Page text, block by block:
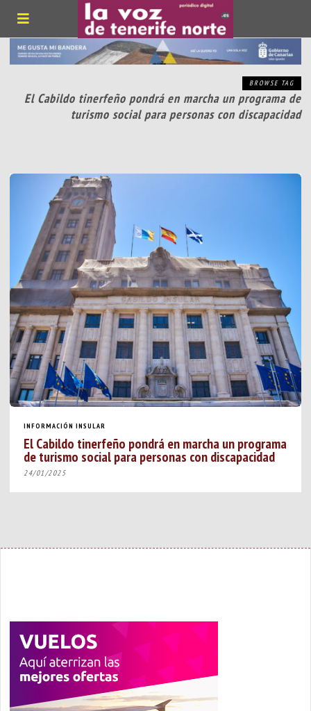
BROWSE TAG
El Cabildo tinerfeño pondrá en marcha un programa de
turismo social para personas con discapacidad
INFORMACIÓN INSULAR
El Cabildo tinerfeño pondrá en marcha un programa
de turismo social para personas con discapacidad
24/01/2025